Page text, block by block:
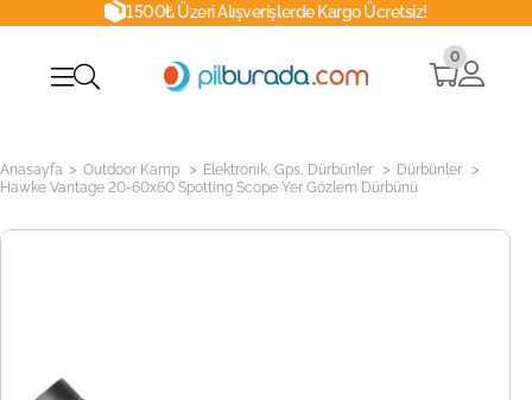
1500₺ Üzeri Alışverişlerde Kargo Ücretsiz!
0
Anasayfa > Outdoor Kamp > Elektronik, Gps, Dürbünler > Dürbünler >
Hawke Vantage 20-60x60 Spotting Scope Yer Gözlem Dürbünü